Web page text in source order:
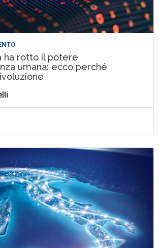
ha rotto il potere
umana: ecco perché